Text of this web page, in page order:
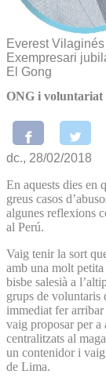
Everest Vilaginés
Exempresari
El Gong
ONG i voluntariat
dc., 28/02/2018
En aquests dies en
greus casos
algunes reflexions
al Perú.
Vaig tenir la sort
amb una molt
bisbe salesià a
grups de voluntaris
immediat fer
vaig proposar per a
centralitzats al
un contenidor i
de Lima.